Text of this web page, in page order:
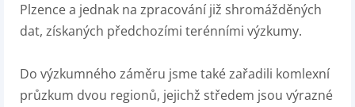
Plzence a jednak na zpracování již shromážděných
dat, získaných předchozími terénními výzkumy.
Do výzkumného záměru jsme také zařadili komlexní
průzkum dvou regionů, jejichž středem jsou výrazné